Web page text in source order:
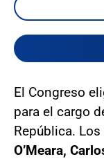
El Congreso
para el cargo
República.
O’Meara,